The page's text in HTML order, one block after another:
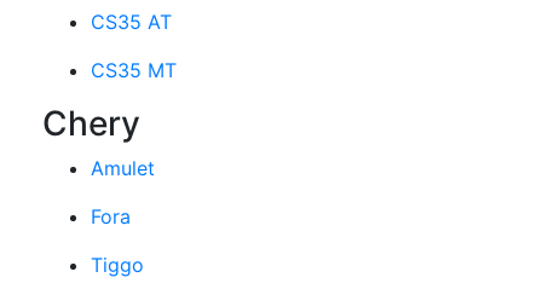
CS35 AT
CS35 MT
Chery
Amulet
Fora
Tiggo